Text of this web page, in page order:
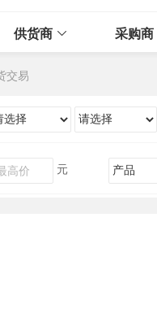
供货商 采购商
交易
元